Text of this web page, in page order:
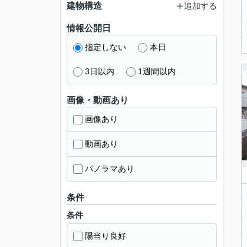
建物構造 追加する
情報公開日
指定しない 本日
3日以内 1週間以内
画像・動画あり
画像あり
動画あり
パノラマあり
条件
条件
陽当り良好